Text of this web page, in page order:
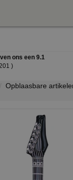
ons een 9.1
)
Opblaasbare